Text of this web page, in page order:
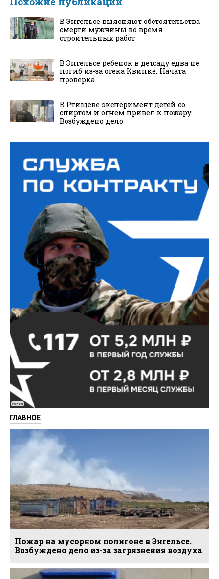
В Энгельсе выясняют обстоятельства
смерти мужчины во время
строительных работ
В Энгельсе ребенок в детсаду едва не
погиб из-за отека Квинке. Начата
проверка
В Ртищеве эксперимент детей со
спиртом и огнем привел к пожару.
Возбуждено дело
Реклама
ГЛАВНОЕ
Пожар на мусорном полигоне в Энгельсе.
Возбуждено дело из-за загрязнения воздуха